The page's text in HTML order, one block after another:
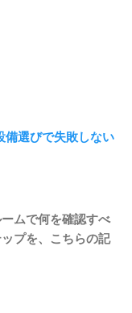
備選びで失敗しない
ムで何を確認すべ
プを、こちらの記